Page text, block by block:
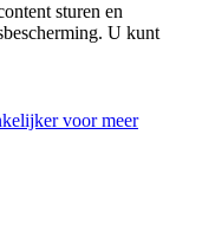
sturen en
U kunt
voor meer